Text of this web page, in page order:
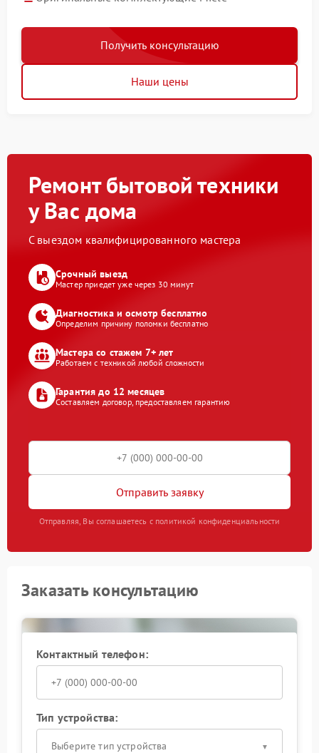
Получить консультацию
Наши цены
Ремонт бытовой техники
у Вас дома
С выездом квалифицированного мастера
Срочный выезд
Мастер приедет уже через 30 минут
Диагностика и осмотр бесплатно
Определим причину поломки бесплатно
Мастера со стажем 7+ лет
Работаем с техникой любой сложности
Гарантия до 12 месяцев
Составляем договор, предоставляем гарантию
Отправить заявку
Отправляя, Вы соглашаетесь с политикой конфиденциальности
Заказать консультацию
Контактный телефон:
Тип устройства:
Выберите тип устройства